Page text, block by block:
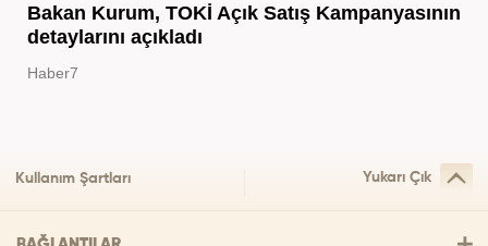
Bakan Kurum, TOKİ Açık Satış Kampanyasının
detaylarını açıkladı
Haber7
Kullanım Şartları Yukarı Çık